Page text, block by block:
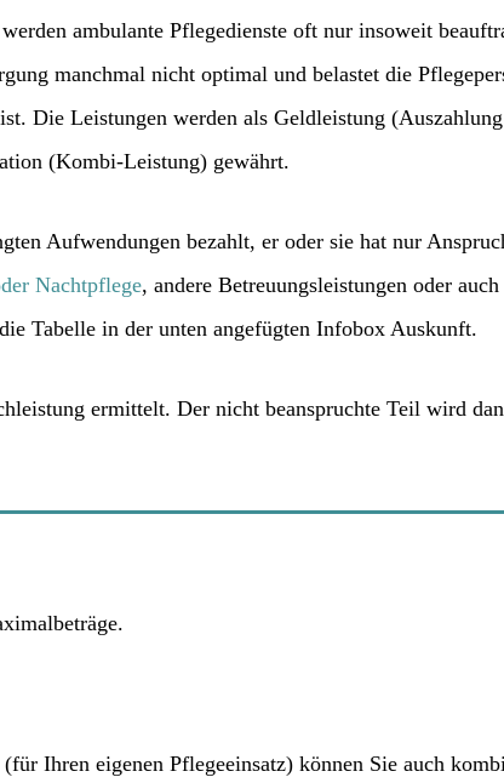
ambulante Pflegedienste oft nur insoweit
manchmal nicht optimal und belastet die
Die Leistungen werden als Geldleistung
(Kombi-Leistung) gewährt.
Aufwendungen bezahlt, er oder sie hat nur
Nachtpflege, andere Betreuungsleistungen oder
Tabelle in der unten angefügten Infobox Auskunft.
ermittelt. Der nicht beanspruchte Teil wird
Ihren eigenen Pflegeeinsatz) können Sie auch